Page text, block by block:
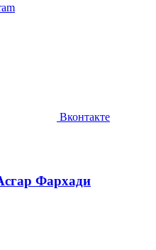
Вконтакте
Фархади